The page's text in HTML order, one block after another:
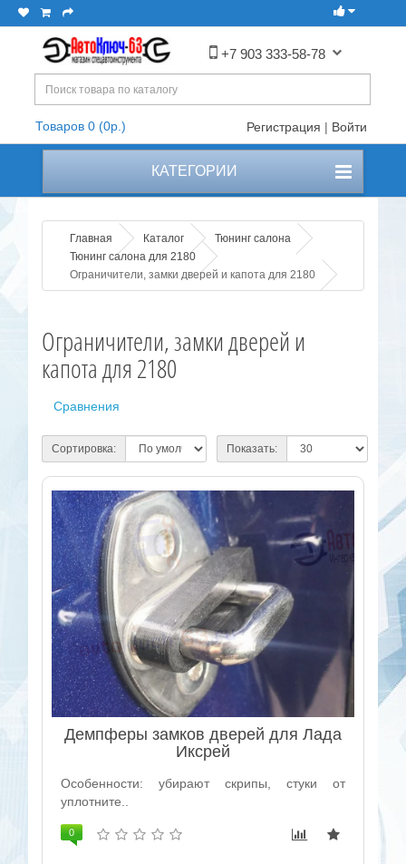
+7 903 333-58-78
Товаров 0 (0р.) Регистрация | Войти
КАТЕГОРИИ
Главная Каталог
Тюнинг салона
Тюнинг салона для 2180
Ограничители, замки дверей и капота для 2180
Ограничители, замки дверей и
капота для 2180
Сравнения
Сортировка: Показать:
Демпферы замков дверей для Лада
Иксрей
Особенности: убирают скрипы, стуки от
уплотните..
0